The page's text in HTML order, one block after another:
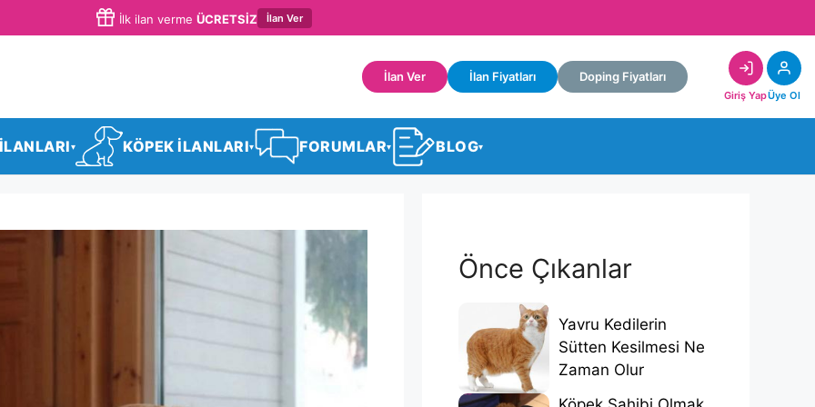
İlk ilan verme ÜCRETSİZ İlan Ver
İlan Ver İlan Fiyatları Doping Fiyatları
Giriş YapÜye Ol
▾ KÖPEK İLANLARI▾ FORUMLAR▾ BLOG▾
Önce Çıkanlar
Yavru Kedilerin
Sütten Kesilmesi Ne
Zaman Olur